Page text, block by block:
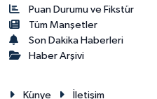
Puan Durumu ve Fikstür
Tüm Manşetler
Son Dakika Haberleri
Haber Arşivi
Künye İletişim